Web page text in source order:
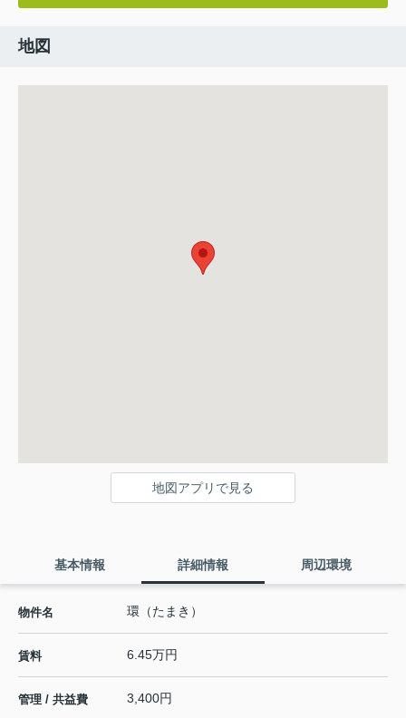
地図
地図アプリで見る
基本情報 詳細情報 周辺環境
物件名 環（たまき）
賃料 6.45万円
管理 / 共益費 3,400円